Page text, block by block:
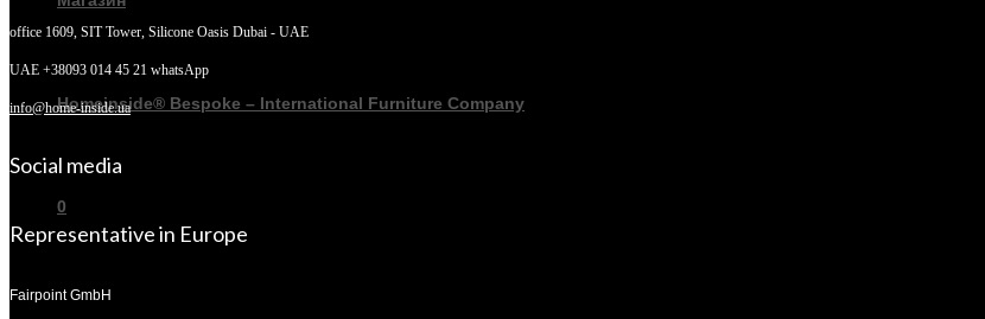
Homeinside® Bespoke – International Furniture Company
0
office 1609, SIT Tower, Silicone Oasis Dubai - UAE
UAE +38093 014 45 21 whatsApp
info@home-inside.ua
Social media
Representative in Europe
Fairpoint GmbH